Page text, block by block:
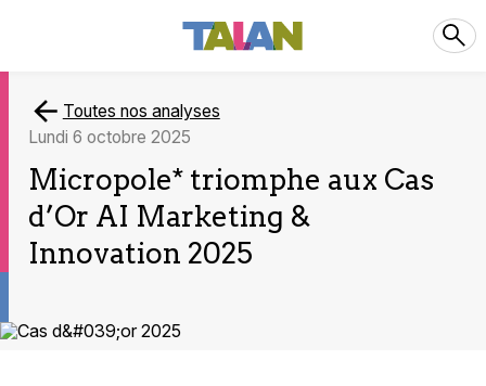
Toutes nos analyses
lundi 6 octobre 2025
Micropole* triomphe aux Cas
d’Or AI Marketing &
Innovation 2025